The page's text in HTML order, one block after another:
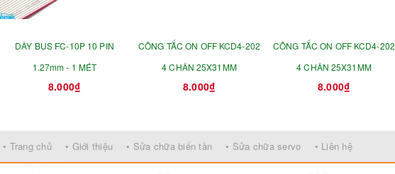
DÂY BUS FC-10P 10 PIN
1.27mm - 1 MÉT
8.000₫
CÔNG TẮC ON OFF KCD4-202
4 CHÂN 25X31MM
8.000₫
CÔNG TẮC ON OFF KCD4-202
4 CHÂN 25X31MM
8.000₫
• Trang chủ • Giới thiệu • Sửa chữa biến tần • Sửa chữa servo • Liên hệ